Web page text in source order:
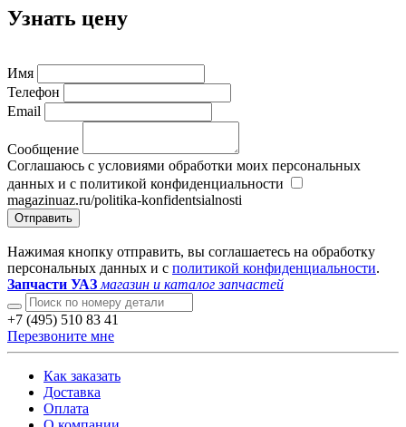
Узнать цену
Имя
Телефон
Email
Сообщение
Соглашаюсь с условиями обработки моих персональных
данных и с политикой конфиденциальности
magazinuaz.ru/politika-konfidentsialnosti
Отправить
Нажимая кнопку отправить, вы соглашаетесь на обработку
персональных данных и с политикой конфиденциальности.
Запчасти УАЗ магазин и каталог запчастей
+7 (495) 510 83 41
Перезвоните мне
Как заказать
Доставка
Оплата